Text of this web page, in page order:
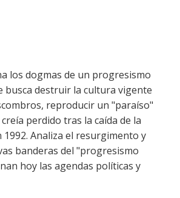
los dogmas de un progresismo
busca destruir la cultura vigente
reproducir un "paraíso"
perdido tras la caída de la
1992. Analiza el resurgimento y
banderas del "progresismo
hoy las agendas políticas y